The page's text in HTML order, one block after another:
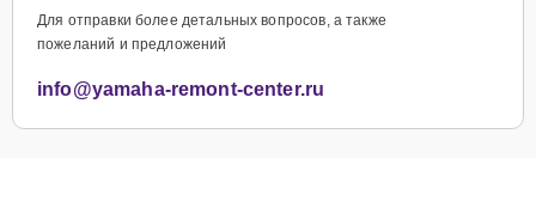
Для отправки более детальных вопросов, а также
пожеланий и предложений
info@yamaha-remont-center.ru